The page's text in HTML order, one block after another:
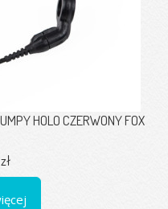
HOLO CZERWONY FOX